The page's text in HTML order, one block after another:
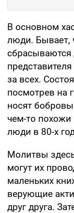
В основном
люди. Бывает,
сбрасываются
за всех.
посмотрев на
носят
чем-то похожи
люди в 80-х
Молитвы
могут их
маленьких
верующие
друг друга.